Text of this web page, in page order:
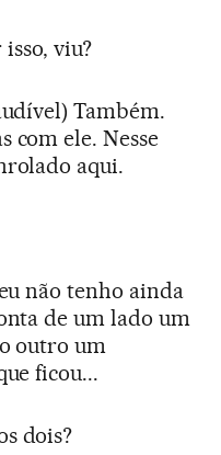
viu?
Também.
com ele. Nesse
aqui.
não tenho ainda
de um lado um
outro um
ficou...
dois?